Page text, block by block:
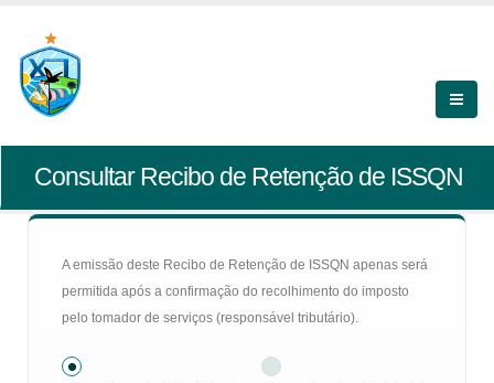
Consultar Recibo de Retenção de ISSQN
A emissão deste Recibo de Retenção de ISSQN apenas será
permitida após a confirmação do recolhimento do imposto
pelo tomador de serviços (responsável tributário).